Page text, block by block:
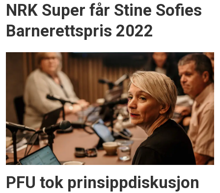
NRK Super får Stine Sofies
Barnerettspris 2022
PFU tok prinsippdiskusjon